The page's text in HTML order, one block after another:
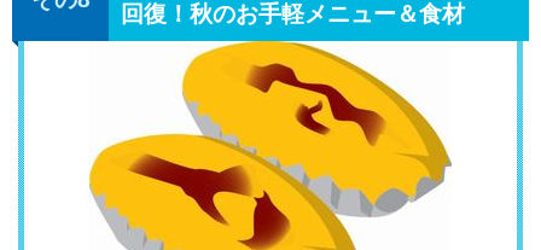
回復！秋のお手軽メニュー＆食材